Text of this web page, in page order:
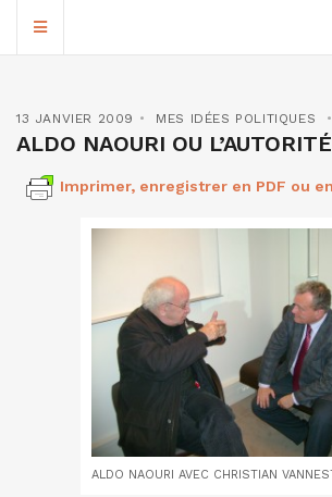
13 JANVIER 2009 MES IDÉES POLITIQUES
ALDO NAOURI OU
Imprimer, enregistrer en PDF ou
ALDO NAOURI AVEC CHRISTIAN